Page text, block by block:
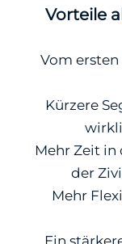
Vorteile
Vom
Kürzere
Mehr Zeit
der
Mehr